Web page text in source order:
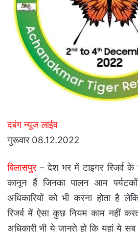
दबंग न्यूज लाईव
गुरूवार 08.12.2022
बिलासपुर– देश भर में टाइगर रिजर्व
कानून हैं जिनका पालन आम
अधिकारियों को भी करना होता है
रिजर्व में ऐसा कुछ नियम काम नहीं
अधिकारी भी ये जानते हो कि यहां ये